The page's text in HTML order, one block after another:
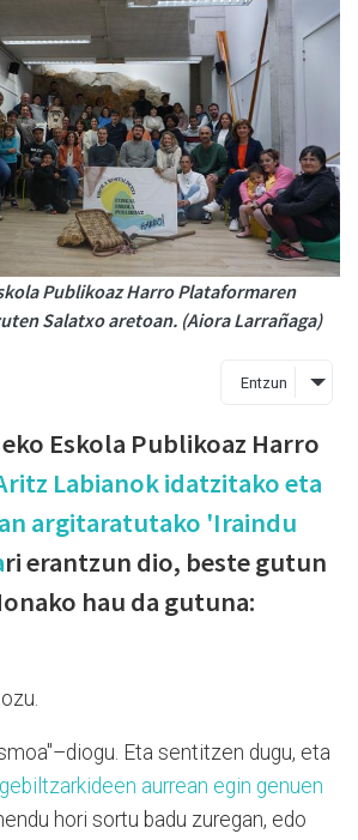
Publikoaz Harro Plataformaren
Salatxo aretoan. (Aiora Larrañaga)
Entzun
Eskola Publikoaz Harro
Labianok idatzitako eta
argitaratutako 'Iraindu
ri erantzun dio, beste gutun
hau da gutuna:
Eta sentitzen dugu, eta
aurrean egin genuen
hori sortu badu zuregan, edo